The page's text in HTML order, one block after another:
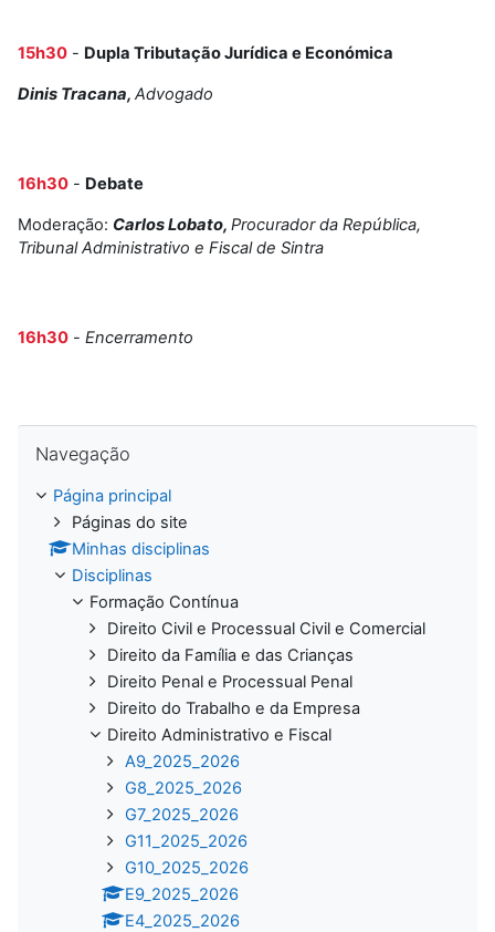
15h30 - Dupla Tributação Jurídica e Económica
Dinis Tracana, Advogado
16h30 - Debate
Moderação: Carlos Lobato, Procurador da República,
Tribunal Administrativo e Fiscal de Sintra
16h30 - Encerramento
Navegação
Página principal
Páginas do site
Minhas disciplinas
Disciplinas
Formação Contínua
Direito Civil e Processual Civil e Comercial
Direito da Família e das Crianças
Direito Penal e Processual Penal
Direito do Trabalho e da Empresa
Direito Administrativo e Fiscal
A9_2025_2026
G8_2025_2026
G7_2025_2026
G11_2025_2026
G10_2025_2026
E9_2025_2026
E4_2025_2026